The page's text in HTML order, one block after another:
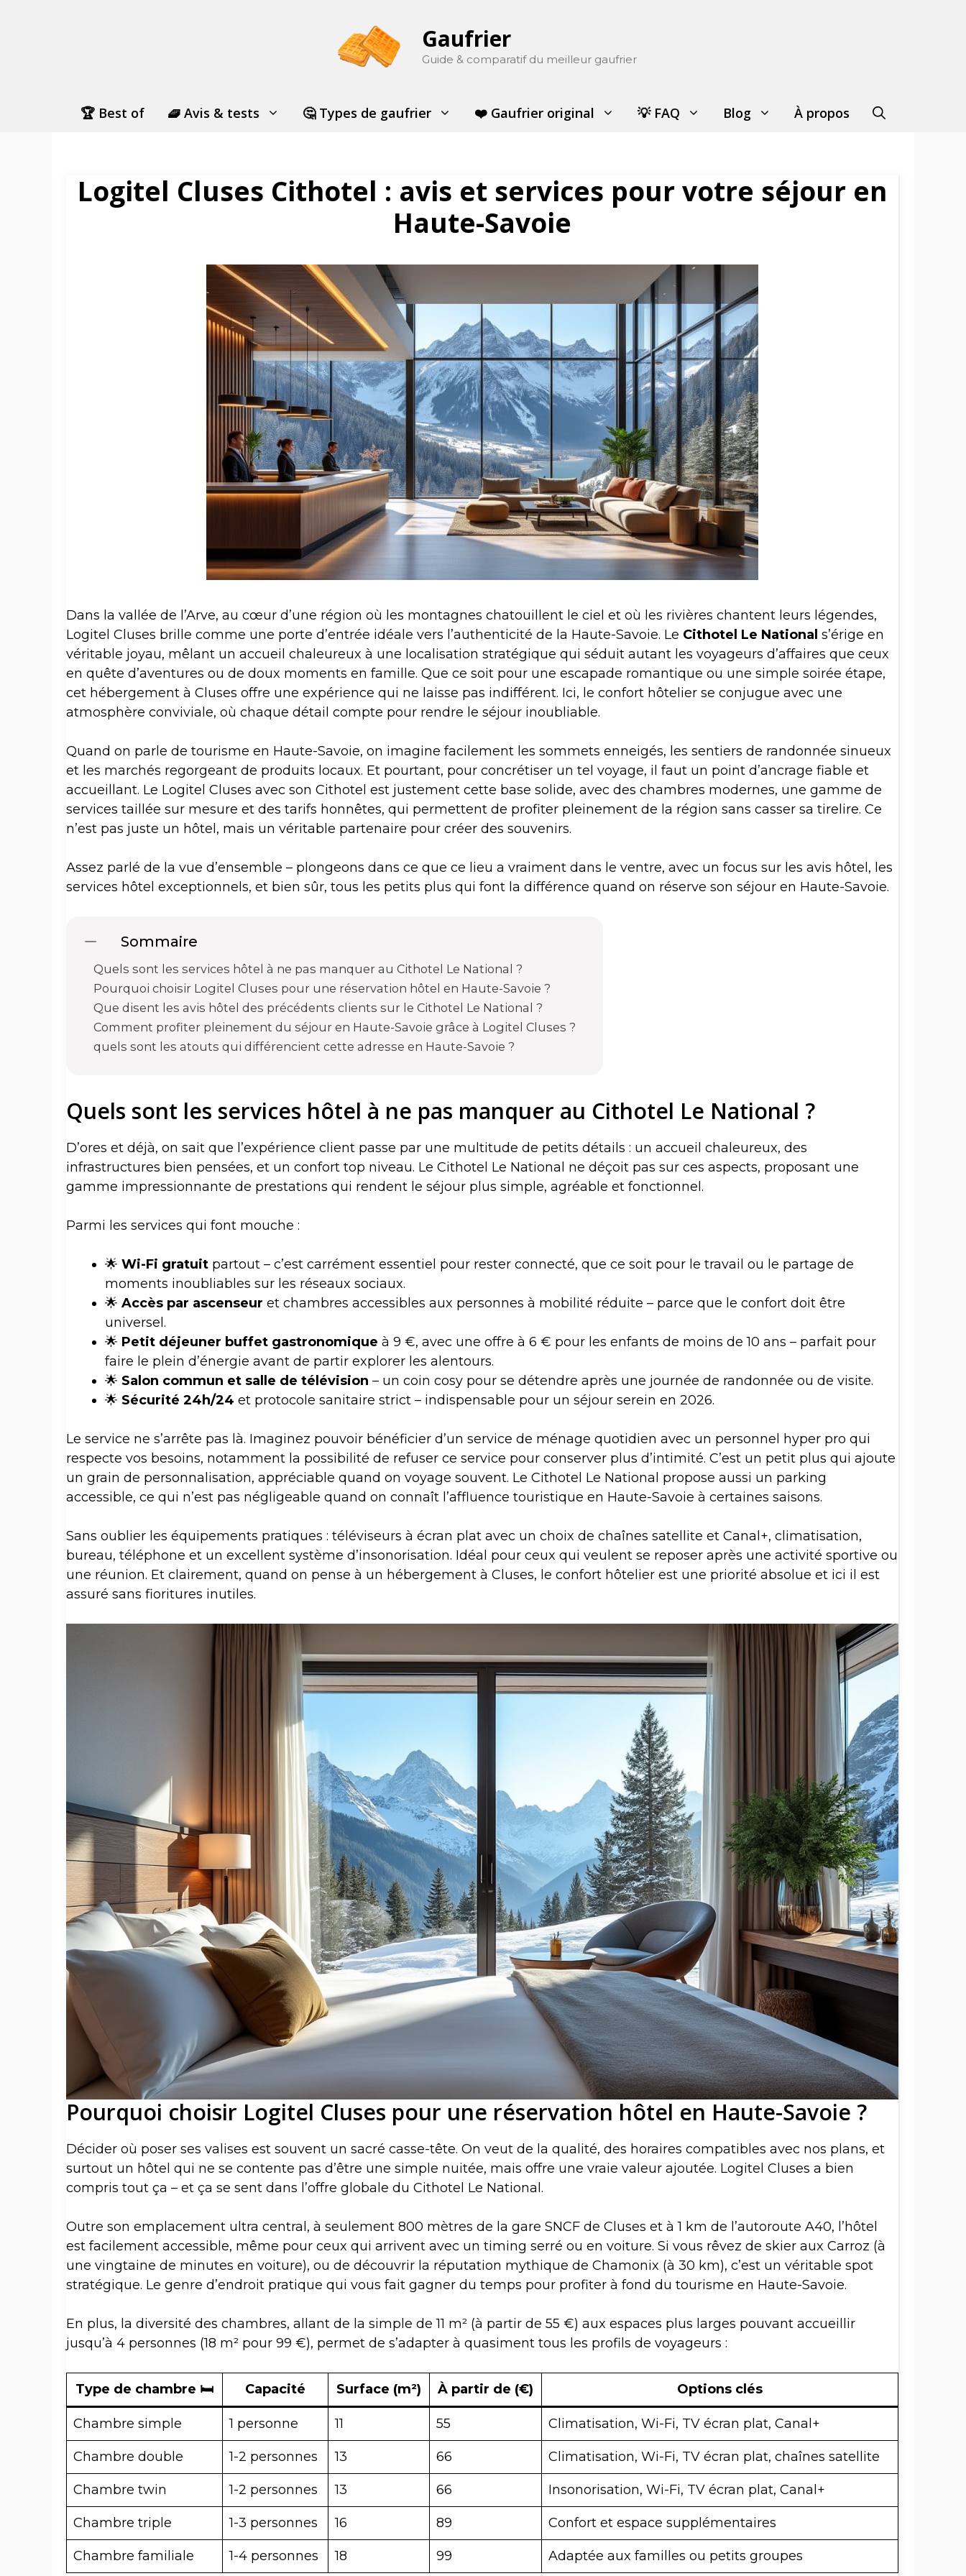
Gaufrier
Guide & comparatif du meilleur gaufrier
🏆 Best of 🧇 Avis & tests 🤔 Types de gaufrier ❤️ Gaufrier original 💡 FAQ Blog À propos
Logitel Cluses Cithotel : avis et services pour votre séjour en
Haute-Savoie
Dans la vallée de l’Arve, au cœur d’une région où les montagnes chatouillent le ciel et où les rivières chantent leurs légendes,
Logitel Cluses brille comme une porte d’entrée idéale vers l’authenticité de la Haute-Savoie. Le Cithotel Le National s’érige en
véritable joyau, mêlant un accueil chaleureux à une localisation stratégique qui séduit autant les voyageurs d’affaires que ceux
en quête d’aventures ou de doux moments en famille. Que ce soit pour une escapade romantique ou une simple soirée étape,
cet hébergement à Cluses offre une expérience qui ne laisse pas indifférent. Ici, le confort hôtelier se conjugue avec une
atmosphère conviviale, où chaque détail compte pour rendre le séjour inoubliable.
Quand on parle de tourisme en Haute-Savoie, on imagine facilement les sommets enneigés, les sentiers de randonnée sinueux
et les marchés regorgeant de produits locaux. Et pourtant, pour concrétiser un tel voyage, il faut un point d’ancrage fiable et
accueillant. Le Logitel Cluses avec son Cithotel est justement cette base solide, avec des chambres modernes, une gamme de
services taillée sur mesure et des tarifs honnêtes, qui permettent de profiter pleinement de la région sans casser sa tirelire. Ce
n’est pas juste un hôtel, mais un véritable partenaire pour créer des souvenirs.
Assez parlé de la vue d’ensemble – plongeons dans ce que ce lieu a vraiment dans le ventre, avec un focus sur les avis hôtel, les
services hôtel exceptionnels, et bien sûr, tous les petits plus qui font la différence quand on réserve son séjour en Haute-Savoie.
Sommaire
Quels sont les services hôtel à ne pas manquer au Cithotel Le National ?
Pourquoi choisir Logitel Cluses pour une réservation hôtel en Haute-Savoie ?
Que disent les avis hôtel des précédents clients sur le Cithotel Le National ?
Comment profiter pleinement du séjour en Haute-Savoie grâce à Logitel Cluses ?
quels sont les atouts qui différencient cette adresse en Haute-Savoie ?
Quels sont les services hôtel à ne pas manquer au Cithotel Le National ?
D’ores et déjà, on sait que l’expérience client passe par une multitude de petits détails : un accueil chaleureux, des
infrastructures bien pensées, et un confort top niveau. Le Cithotel Le National ne déçoit pas sur ces aspects, proposant une
gamme impressionnante de prestations qui rendent le séjour plus simple, agréable et fonctionnel.
Parmi les services qui font mouche :
🌟 Wi-Fi gratuit partout – c’est carrément essentiel pour rester connecté, que ce soit pour le travail ou le partage de
moments inoubliables sur les réseaux sociaux.
🌟 Accès par ascenseur et chambres accessibles aux personnes à mobilité réduite – parce que le confort doit être
universel.
🌟 Petit déjeuner buffet gastronomique à 9 €, avec une offre à 6 € pour les enfants de moins de 10 ans – parfait pour
faire le plein d’énergie avant de partir explorer les alentours.
🌟 Salon commun et salle de télévision – un coin cosy pour se détendre après une journée de randonnée ou de visite.
🌟 Sécurité 24h/24 et protocole sanitaire strict – indispensable pour un séjour serein en 2026.
Le service ne s’arrête pas là. Imaginez pouvoir bénéficier d’un service de ménage quotidien avec un personnel hyper pro qui
respecte vos besoins, notamment la possibilité de refuser ce service pour conserver plus d’intimité. C’est un petit plus qui ajoute
un grain de personnalisation, appréciable quand on voyage souvent. Le Cithotel Le National propose aussi un parking
accessible, ce qui n’est pas négligeable quand on connaît l’affluence touristique en Haute-Savoie à certaines saisons.
Sans oublier les équipements pratiques : téléviseurs à écran plat avec un choix de chaînes satellite et Canal+, climatisation,
bureau, téléphone et un excellent système d’insonorisation. Idéal pour ceux qui veulent se reposer après une activité sportive ou
une réunion. Et clairement, quand on pense à un hébergement à Cluses, le confort hôtelier est une priorité absolue et ici il est
assuré sans fioritures inutiles.
Pourquoi choisir Logitel Cluses pour une réservation hôtel en Haute-Savoie ?
Décider où poser ses valises est souvent un sacré casse-tête. On veut de la qualité, des horaires compatibles avec nos plans, et
surtout un hôtel qui ne se contente pas d’être une simple nuitée, mais offre une vraie valeur ajoutée. Logitel Cluses a bien
compris tout ça – et ça se sent dans l’offre globale du Cithotel Le National.
Outre son emplacement ultra central, à seulement 800 mètres de la gare SNCF de Cluses et à 1 km de l’autoroute A40, l’hôtel
est facilement accessible, même pour ceux qui arrivent avec un timing serré ou en voiture. Si vous rêvez de skier aux Carroz (à
une vingtaine de minutes en voiture), ou de découvrir la réputation mythique de Chamonix (à 30 km), c’est un véritable spot
stratégique. Le genre d’endroit pratique qui vous fait gagner du temps pour profiter à fond du tourisme en Haute-Savoie.
En plus, la diversité des chambres, allant de la simple de 11 m² (à partir de 55 €) aux espaces plus larges pouvant accueillir
jusqu’à 4 personnes (18 m² pour 99 €), permet de s’adapter à quasiment tous les profils de voyageurs :
Type de chambre 🛏️ Capacité Surface (m²) À partir de (€) Options clés
Chambre simple 1 personne 11 55 Climatisation, Wi-Fi, TV écran plat, Canal+
Chambre double 1-2 personnes 13 66 Climatisation, Wi-Fi, TV écran plat, chaînes satellite
Chambre twin 1-2 personnes 13 66 Insonorisation, Wi-Fi, TV écran plat, Canal+
Chambre triple 1-3 personnes 16 89 Confort et espace supplémentaires
Chambre familiale 1-4 personnes 18 99 Adaptée aux familles ou petits groupes